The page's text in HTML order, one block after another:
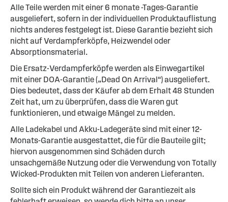
Alle Teile werden mit einer 6 monate -Tages-Garantie
ausgeliefert, sofern in der individuellen Produktauflistung
nichts anderes festgelegt ist. Diese Garantie bezieht sich
nicht auf Verdampferköpfe, Heizwendel oder
Absorptionsmaterial.
Die Ersatz-Verdampferköpfe werden als Einwegartikel
mit einer DOA-Garantie („Dead On Arrival“) ausgeliefert.
Dies bedeutet, dass der Käufer ab dem Erhalt 48 Stunden
Zeit hat, um zu überprüfen, dass die Waren gut
funktionieren, und etwaige Mängel zu melden.
Alle Ladekabel und Akku-Ladegeräte sind mit einer 12-
Monats-Garantie ausgestattet, die für die Bauteile gilt;
hiervon ausgenommen sind Schäden durch
unsachgemäße Nutzung oder die Verwendung von Totally
Wicked-Produkten mit Teilen von anderen Lieferanten.
Sollte sich ein Produkt während der Garantiezeit als